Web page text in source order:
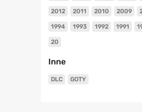
2012 2011 2010 2009
1994 1993 1992 1991
20
Inne
DLC GOTY